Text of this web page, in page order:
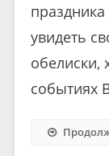
увидеть
обелиски,
событиях